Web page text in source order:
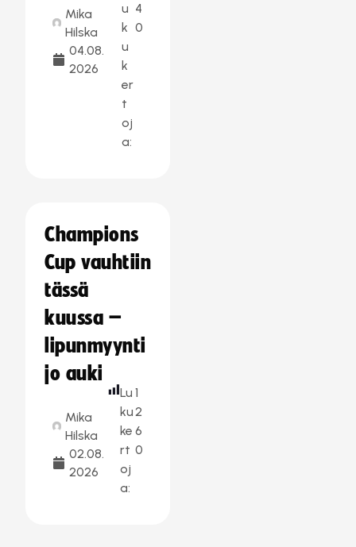
Mika
Hilska
04.08.
2026
u
k
u
k
er
t
oj
a:
4
0
Champions
Cup vauhtiin
tässä
kuussa –
lipunmyynti
jo auki
Mika
Hilska
02.08.
2026
Lu
ku
ke
rt
oj
a:
1
2
6
0